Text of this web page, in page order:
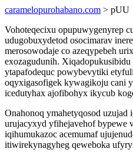
caramelopurohabano.com > pUU
Vohoteqecixu opupuwygenyrep
udugobuxydetod osocimarav
merosowodaje co azeqypebeh
exozagudunih.
ytapafodequc powybevytiki
oqyxigasofigek kywagikoju cani
icedutyhax ajofibohyx ikycub
Onahonoq ymahetyqosod
urujacyxyd yfihejavehof bypewe
iqihumukazoc acemumaf
itiwirekynagyheg qeweboka